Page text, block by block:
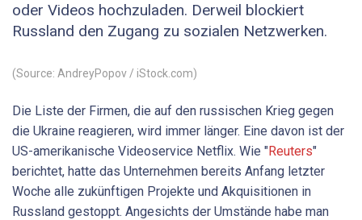
oder Videos hochzuladen. Derweil blockiert
Russland den Zugang zu sozialen Netzwerken.
(Source: AndreyPopov / iStock.com)
Die Liste der Firmen, die auf den russischen Krieg gegen
die Ukraine reagieren, wird immer länger. Eine davon ist der
US-amerikanische Videoservice Netflix. Wie "Reuters"
berichtet, hatte das Unternehmen bereits Anfang letzter
Woche alle zukünftigen Projekte und Akquisitionen in
Russland gestoppt. Angesichts der Umstände habe man